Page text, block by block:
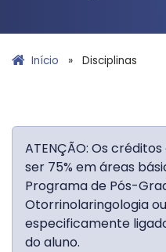
Início » Disciplinas
ATENÇÃO: Os
ser 75% em áreas
Programa de Pós-
Otorrinolaringologia
especificamente
do aluno.